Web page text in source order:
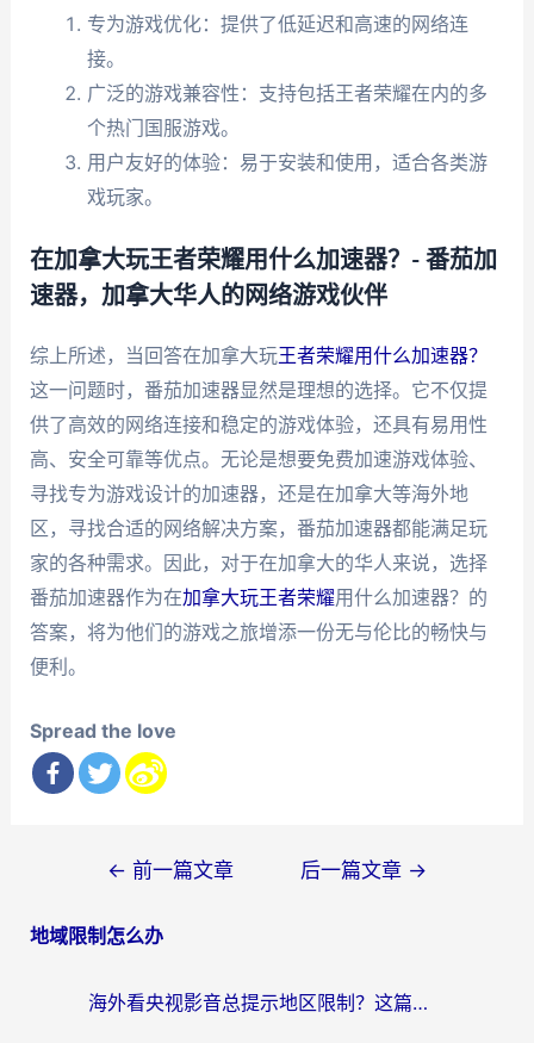
专为游戏优化：提供了低延迟和高速的网络连
接。
广泛的游戏兼容性：支持包括王者荣耀在内的多
个热门国服游戏。
用户友好的体验：易于安装和使用，适合各类游
戏玩家。
在加拿大玩王者荣耀用什么加速器？- 番茄加
速器，加拿大华人的网络游戏伙伴
综上所述，当回答在加拿大玩王者荣耀用什么加速器？
这一问题时，番茄加速器显然是理想的选择。它不仅提
供了高效的网络连接和稳定的游戏体验，还具有易用性
高、安全可靠等优点。无论是想要免费加速游戏体验、
寻找专为游戏设计的加速器，还是在加拿大等海外地
区，寻找合适的网络解决方案，番茄加速器都能满足玩
家的各种需求。因此，对于在加拿大的华人来说，选择
番茄加速器作为在加拿大玩王者荣耀用什么加速器？的
答案，将为他们的游戏之旅增添一份无与伦比的畅快与
便利。
Spread the love
导
← 前一篇文章 后一篇文章 →
地域限制怎么办
海外看央视影音总提示地区限制？这篇教你选对回国加速器，流畅追剧不踩坑